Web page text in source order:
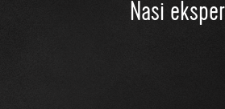
Nasi